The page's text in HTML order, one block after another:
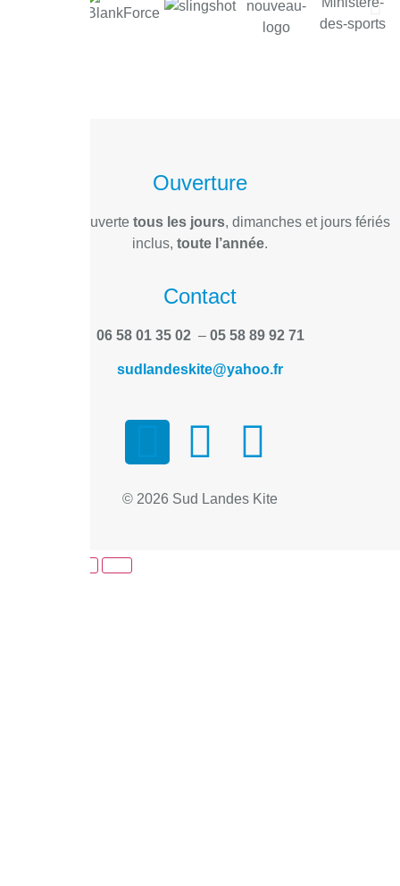
Ouverture
L’école est ouverte tous les jours, dimanches et jours fériés
inclus, toute l’année.
Contact
06 58 01 35 02 – 05 58 89 92 71
sudlandeskite@yahoo.fr
© 2026 Sud Landes Kite